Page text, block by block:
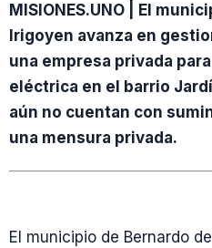
MISIONES.UNO | El
Irigoyen avanza en
una empresa privada
eléctrica en el barrio
aún no cuentan con
una mensura privada.
El municipio de Bernardo